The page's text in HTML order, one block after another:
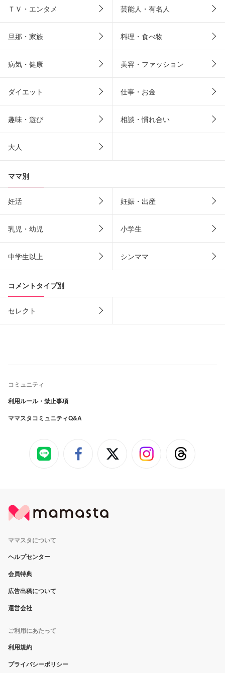
ＴＶ・エンタメ 芸能人・有名人
旦那・家族 料理・食べ物
病気・健康 美容・ファッション
ダイエット 仕事・お金
趣味・遊び 相談・慣れ合い
大人
ママ別
妊活 妊娠・出産
乳児・幼児 小学生
中学生以上 シンママ
コメントタイプ別
セレクト
コミュニティ
利用ルール・禁止事項
ママスタコミュニティQ&A
ママスタについて
ヘルプセンター
会員特典
広告出稿について
運営会社
ご利用にあたって
利用規約
プライバシーポリシー